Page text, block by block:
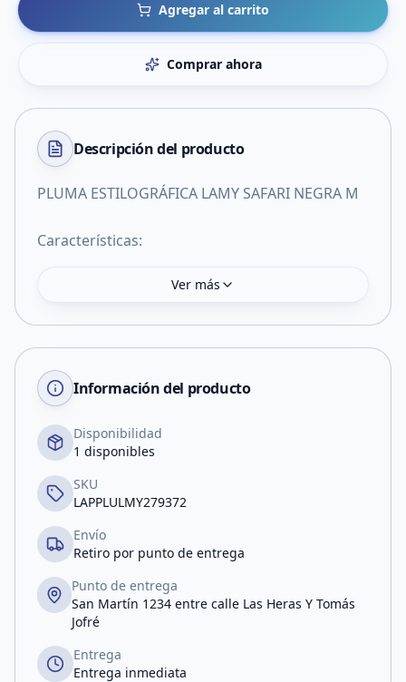
Agregar al carrito
Comprar ahora
Descripción del producto
PLUMA ESTILOGRÁFICA LAMY SAFARI NEGRA M
Características:
Ver más
Información del producto
Disponibilidad
1 disponibles
SKU
LAPPLULMY279372
Envío
Retiro por punto de entrega
Punto de entrega
San Martín 1234 entre calle Las Heras Y Tomás
Jofré
Entrega
Entrega inmediata